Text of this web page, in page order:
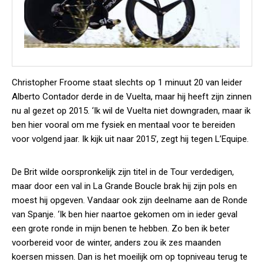
Christopher Froome staat slechts op 1 minuut 20 van leider
Alberto Contador derde in de Vuelta, maar hij heeft zijn zinnen
nu al gezet op 2015. ‘Ik wil de Vuelta niet downgraden, maar ik
ben hier vooral om me fysiek en mentaal voor te bereiden
voor volgend jaar. Ik kijk uit naar 2015’, zegt hij tegen L’Equipe.
De Brit wilde oorspronkelijk zijn titel in de Tour verdedigen,
maar door een val in La Grande Boucle brak hij zijn pols en
moest hij opgeven. Vandaar ook zijn deelname aan de Ronde
van Spanje. ‘Ik ben hier naartoe gekomen om in ieder geval
een grote ronde in mijn benen te hebben. Zo ben ik beter
voorbereid voor de winter, anders zou ik zes maanden
koersen missen. Dan is het moeilijk om op topniveau terug te